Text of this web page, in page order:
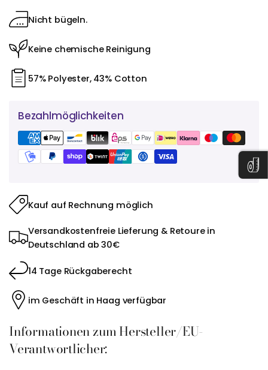
Nicht bügeln.
Keine chemische Reinigung
57% Polyester, 43% Cotton
Bezahlmöglichkeiten
Kauf auf Rechnung möglich
Versandkostenfreie Lieferung & Retoure in
Deutschland ab 30€
14 Tage Rückgaberecht
im Geschäft in Haag verfügbar
Informationen zum Hersteller/EU-
Verantwortlicher: